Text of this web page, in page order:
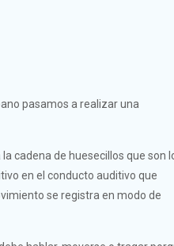
pasamos a realizar una
cadena de huesecillos que son
en el conducto auditivo que
se registra en modo de